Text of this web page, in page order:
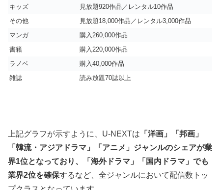
キッズ
見放題920作品／レンタル10作品
その他
見放題18,000作品／レンタル3,000作品
マンガ
購入260,000作品
書籍
購入220,000作品
ラノベ
購入40,000作品
雑誌
読み放題70誌以上
上記グラフが示すように、U-NEXTは 「洋画」「邦画」
「韓流・アジアドラマ」「アニメ」ジャンルのシェアが業
界1位となっており、「海外ドラマ」「国内ドラマ」でも
業界2位を確保するなど、全ジャンルにおいて配信数トッ